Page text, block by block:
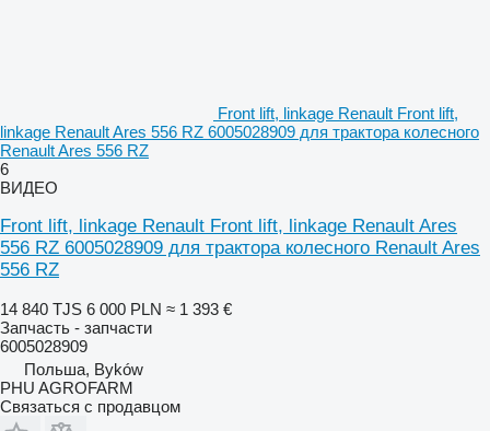
Front lift, linkage Renault Front lift,
linkage Renault Ares 556 RZ 6005028909 для трактора колесного
Renault Ares 556 RZ
6
ВИДЕО
Front lift, linkage Renault Front lift, linkage Renault Ares
556 RZ 6005028909 для трактора колесного Renault Ares
556 RZ
14 840 TJS 6 000 PLN ≈ 1 393 €
Запчасть - запчасти
6005028909
Польша, Byków
PHU AGROFARM
Связаться с продавцом